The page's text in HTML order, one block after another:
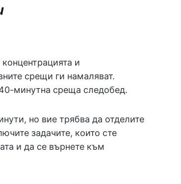
и
срещи ги намаляват.
минутна среща следобед.
но вие трябва да отделите
задачите, които сте
и да се върнете към